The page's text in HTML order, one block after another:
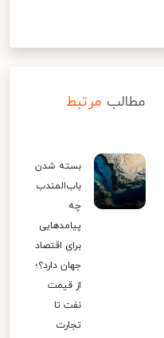
مطالب مرتبط
بسته شدن
باب‌المندب
چه
پیامدهایی
برای اقتصاد
جهان دارد؟؛
از قیمت
نفت تا
تجارت